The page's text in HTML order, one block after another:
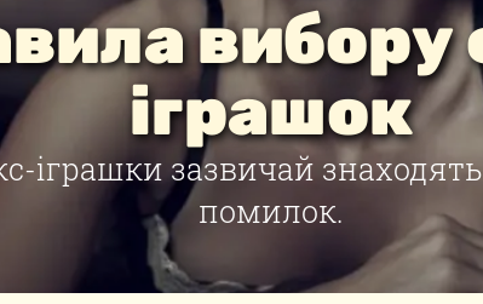
вибору
іграшок
іграшки зазвичай
помилок.